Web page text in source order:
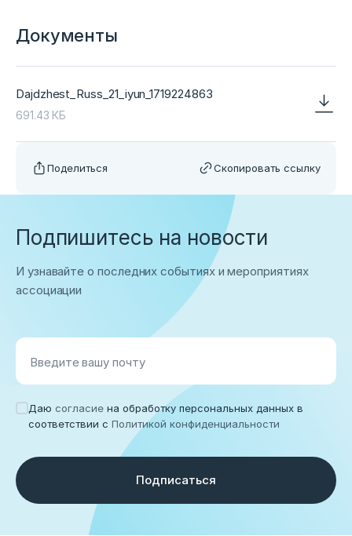
Документы
Dajdzhest_Russ_21_iyun_1719224863
691.43 КБ
Поделиться Скопировать ссылку
Подпишитесь на новости
И узнавайте о последних событиях и мероприятиях
ассоциации
Введите вашу почту
Даю согласие на обработку персональных данных в
соответствии с Политикой конфиденциальности
Подписаться